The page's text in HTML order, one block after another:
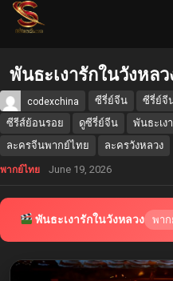
พันธะเงารักในวังหล
codexchina ซีรี่ย์จีน ซีรี่ย์จี
ซีรีส์ย้อนรอย
ดูซีรี่ย์จีน พันธะเง
ละครจีนพากย์ไทย
ละครวังหลวง
พากย์ไทย June 19, 2026
พันธะเงารักในวังหลวง พา